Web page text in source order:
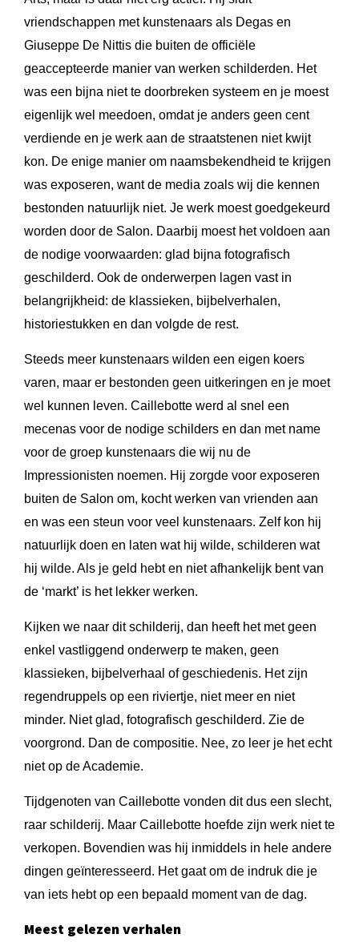
vriendschappen met kunstenaars als Degas en
Giuseppe De Nittis die buiten de officiële
geaccepteerde manier van werken schilderden. Het
was een bijna niet te doorbreken systeem en je moest
eigenlijk wel meedoen, omdat je anders geen cent
verdiende en je werk aan de straatstenen niet kwijt
kon. De enige manier om naamsbekendheid te krijgen
was exposeren, want de media zoals wij die kennen
bestonden natuurlijk niet. Je werk moest goedgekeurd
worden door de Salon. Daarbij moest het voldoen aan
de nodige voorwaarden: glad bijna fotografisch
geschilderd. Ook de onderwerpen lagen vast in
belangrijkheid: de klassieken, bijbelverhalen,
historiestukken en dan volgde de rest.
Steeds meer kunstenaars wilden een eigen koers
varen, maar er bestonden geen uitkeringen en je moet
wel kunnen leven. Caillebotte werd al snel een
mecenas voor de nodige schilders en dan met name
voor de groep kunstenaars die wij nu de
Impressionisten noemen. Hij zorgde voor exposeren
buiten de Salon om, kocht werken van vrienden aan
en was een steun voor veel kunstenaars. Zelf kon hij
natuurlijk doen en laten wat hij wilde, schilderen wat
hij wilde. Als je geld hebt en niet afhankelijk bent van
de ‘markt’ is het lekker werken.
Kijken we naar dit schilderij, dan heeft het met geen
enkel vastliggend onderwerp te maken, geen
klassieken, bijbelverhaal of geschiedenis. Het zijn
regendruppels op een riviertje, niet meer en niet
minder. Niet glad, fotografisch geschilderd. Zie de
voorgrond. Dan de compositie. Nee, zo leer je het echt
niet op de Academie.
Tijdgenoten van Caillebotte vonden dit dus een slecht,
raar schilderij. Maar Caillebotte hoefde zijn werk niet te
verkopen. Bovendien was hij inmiddels in hele andere
dingen geïnteresseerd. Het gaat om de indruk die je
van iets hebt op een bepaald moment van de dag.
Meest gelezen verhalen